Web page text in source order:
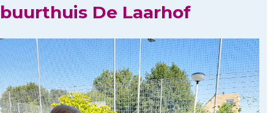
buurthuis De Laarhof